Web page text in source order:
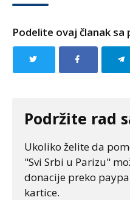
Podelite ovaj članak
Podržite rad
Ukoliko želite da
"Svi Srbi u Parizu"
donacije preko
kartice.